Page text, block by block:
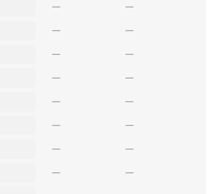
— —
— —
— —
— —
— —
— —
— —
— —